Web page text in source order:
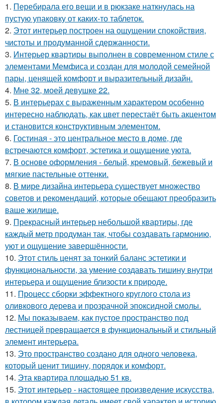
1. Перебирала его вещи и в рюкзаке наткнулась на
пустую упаковку от каких-то таблеток.
2. Этот интерьер построен на ощущении спокойствия,
чистоты и продуманной сдержанности.
3. Интерьер квартиры выполнен в современном стиле с
элементами Мемфиса и создан для молодой семейной
пары, ценящей комфорт и выразительный дизайн.
4. Мне 32, моей девушке 22.
5. В интерьерах с выраженным характером особенно
интересно наблюдать, как цвет перестаёт быть акцентом
и становится конструктивным элементом.
6. Гостиная - это центральное место в доме, где
встречаются комфорт, эстетика и ощущение уюта.
7. В основе оформления - белый, кремовый, бежевый и
мягкие пастельные оттенки.
8. В мире дизайна интерьера существует множество
советов и рекомендаций, которые обещают преобразить
ваше жилище.
9. Прекрасный интерьер небольшой квартиры, где
каждый метр продуман так, чтобы создавать гармонию,
уют и ощущение завершённости.
10. Этот стиль ценят за тонкий баланс эстетики и
функциональности, за умение создавать тишину внутри
интерьера и ощущение близости к природе.
11. Процесс сборки эффектного круглого стола из
оливкового дерева и прозрачной эпоксидной смолы.
12. Мы показываем, как пустое пространство под
лестницей превращается в функциональный и стильный
элемент интерьера.
13. Это пространство создано для одного человека,
который ценит тишину, порядок и комфорт.
14. Эта квартира площадью 51 кв.
15. Этот интерьер - настоящее произведение искусства,